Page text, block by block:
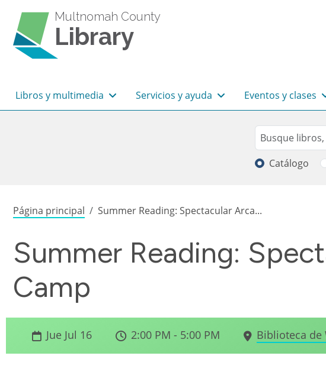
Multnomah County
Library
Navegación principal
Libros y multimedia Servicios y ayuda Eventos y clases
Search
Buscar
Catálogo
Sobrescribir enlaces de ayuda
Página principal Summer Reading: Spectacular Arca...
Summer Reading:
Camp
Jue Jul 16 2:00 PM - 5:00 PM Biblioteca de